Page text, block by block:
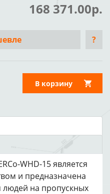
168 371.00р.
?
В корзину
WHD-15 является
и предназначена
на пропускных